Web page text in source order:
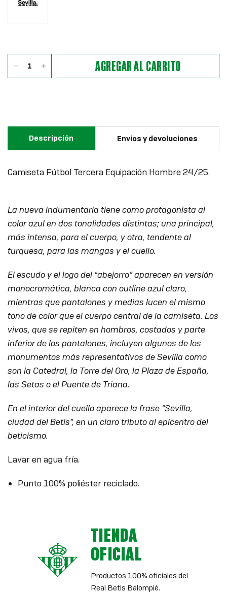
$4.00)
AGREGAR AL CARRITO
Descripción Envíos y devoluciones
Camiseta Fútbol Tercera Equipación Hombre 24/25.
La nueva indumentaria tiene como protagonista al
color azul en dos tonalidades distintas; una principal,
más intensa, para el cuerpo, y otra, tendente al
turquesa, para las mangas y el cuello.
El escudo y el logo del “abejorro” aparecen en versión
monocromática, blanca con outline azul claro,
mientras que pantalones y medias lucen el mismo
tono de color que el cuerpo central de la camiseta. Los
vivos, que se repiten en hombros, costados y parte
inferior de los pantalones, incluyen algunos de los
monumentos más representativos de Sevilla como
son la Catedral, la Torre del Oro, la Plaza de España,
las Setas o el Puente de Triana.
En el interior del cuello aparece la frase “Sevilla,
ciudad del Betis”, en un claro tributo al epicentro del
beticismo.
Lavar en agua fría.
Punto 100% poliéster reciclado.
TIENDA
OFICIAL
Productos 100% oficiales del
Real Betis Balompié.